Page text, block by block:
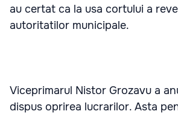
au certat ca la usa cortului a
autoritatilor municipale.
Viceprimarul Nistor Grozavu a
dispus oprirea lucrarilor. Asta